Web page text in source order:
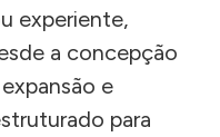
experiente,
a concepção
e
para